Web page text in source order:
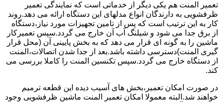
تعمیر المنت هم یکی دیگر از خدماتی است که نمایندگی تعمیر
ظرفشویی به دارندگان انواع مدلهای این دستگاه ارائه می دهد.روند
کار به این ترتیب است که پس از تامین تجهیزات مورد نیاز،دستگاه
از برق جدا می شود و شیلنگ آب آن خارج می گردد.سپس تعمیرکار
ماشین را به گونه ای قرار می دهد که به بخش پایینی آن (محل قرار
گیری المنت)دسترسی داشته باشد.بعد از جدا شدن اتصالات،المنت
از دستگاه خارج می گردد.سپس تکنسین المنت را کاملا بررسی می
کند.
در صورت امکان تعمیر،بخش های آسیب دیده این قطعه ترمیم
خواهند شد.البته معمولا امکان تعمیر المنت ماشین ظرفشویی وجود